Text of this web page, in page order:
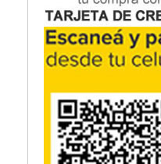
Oncología / Cuidados Paliativos
Ortopedía / Traumatología
Osteopatía
Otorrinolaringología
Podología
Psicología
Psiquiatría
Química